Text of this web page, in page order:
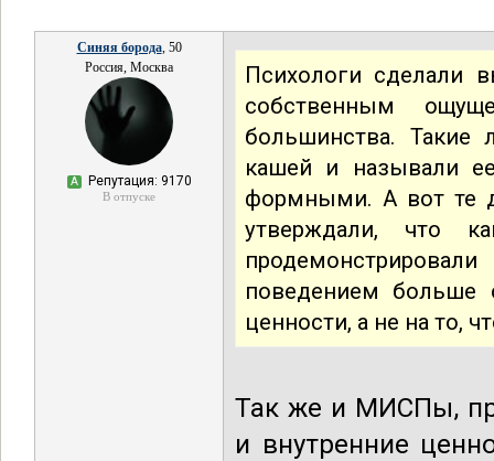
Синяя борода, 50
Россия, Москва
А Репутация: 9170
В отпуске
Психологи сделали
собственным
большинства.
кашей и называли
формными. А вот те
утверждали, что
поведением больше
ценности, а не на то,
Так же и МИСПы,
и внутренние